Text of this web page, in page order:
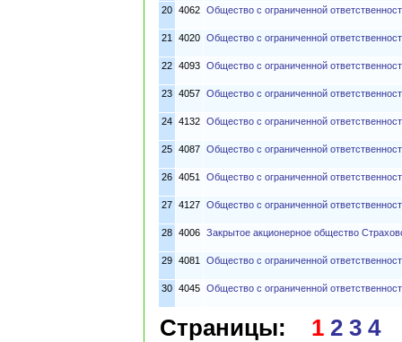
20 4062 Общество с ограниченной
21 4020 Общество с ограниченной
22 4093 Общество с ограниченной
23 4057 Общество с ограниченной
24 4132 Общество с ограниченной
25 4087 Общество с ограниченной
26 4051 Общество с ограниченной
27 4127 Общество с ограниченной
28 4006 Закрытое акционерное общество
29 4081 Общество с ограниченной
30 4045 Общество с ограниченной
Страницы: 1 2 3 4